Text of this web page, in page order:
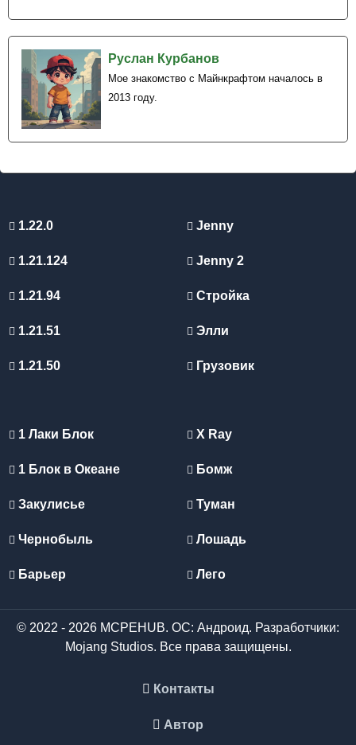
Руслан Курбанов
Мое знакомство с Майнкрафтом началось в
2013 году.
1.22.0
1.21.124
1.21.94
1.21.51
1.21.50
Jenny
Jenny 2
Стройка
Элли
Грузовик
1 Лаки Блок
1 Блок в Океане
Закулисье
Чернобыль
Барьер
X Ray
Бомж
Туман
Лошадь
Лего
© 2022 - 2026 MCPEHUB. ОС: Андроид. Разработчики:
Mojang Studios. Все права защищены.
Контакты
Автор